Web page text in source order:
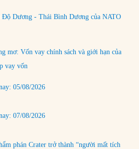
Độ Dương - Thái Bình Dương của NATO
mơ: Vốn vay chính sách và giới hạn của
vay vốn
05/08/2026
07/08/2026
phán Crater trở thành “người mất tích